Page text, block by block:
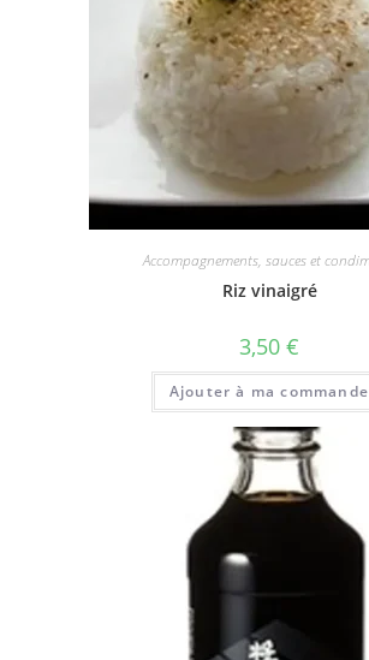
Accompagnements, sauces et
Riz vinaigré
3,50 €
Ajouter à ma commande